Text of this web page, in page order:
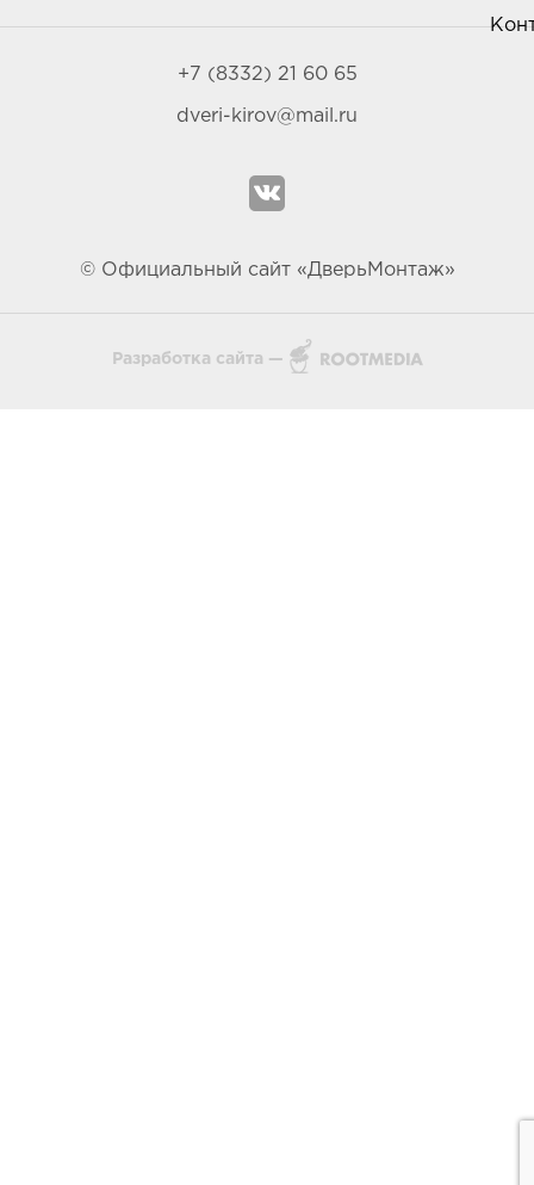
+7 (8332) 21 60 65
dveri-kirov@mail.ru
© Официальный сайт «ДверьМонтаж»
Разработка сайта —